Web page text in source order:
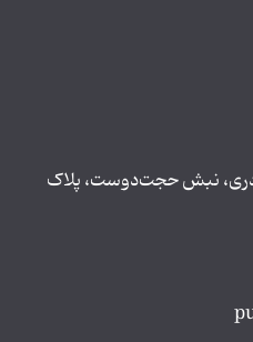
نبش حجت‌دوست، پلاک